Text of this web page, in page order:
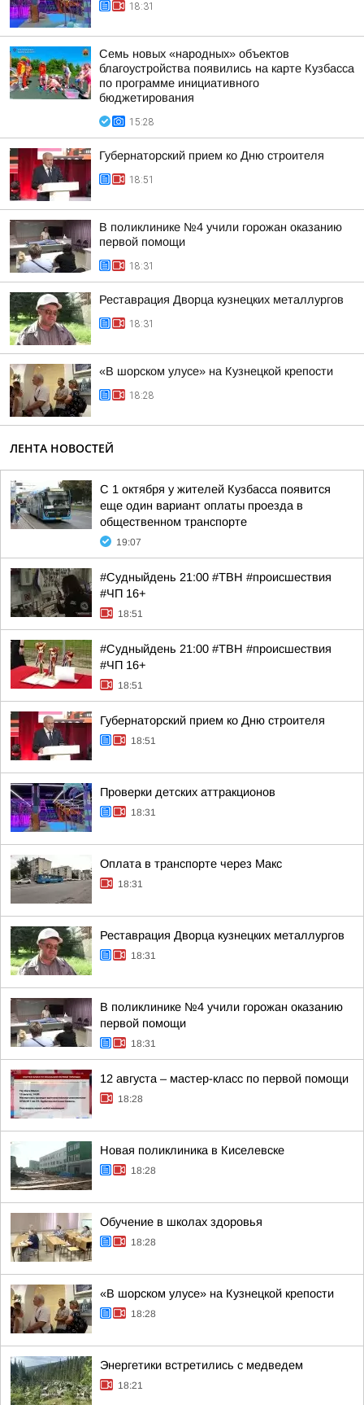
18:31
Семь новых «народных» объектов
благоустройства появились на карте Кузбасса
по программе инициативного
бюджетирования
15:28
Губернаторский прием ко Дню строителя
18:51
В поликлинике №4 учили горожан оказанию
первой помощи
18:31
Реставрация Дворца кузнецких металлургов
18:31
«В шорском улусе» на Кузнецкой крепости
18:28
ЛЕНТА НОВОСТЕЙ
С 1 октября у жителей Кузбасса появится
еще один вариант оплаты проезда в
общественном транспорте
19:07
#Судныйдень 21:00 #ТВН #происшествия
#ЧП 16+
18:51
#Судныйдень 21:00 #ТВН #происшествия
#ЧП 16+
18:51
Губернаторский прием ко Дню строителя
18:51
Проверки детских аттракционов
18:31
Оплата в транспорте через Макс
18:31
Реставрация Дворца кузнецких металлургов
18:31
В поликлинике №4 учили горожан оказанию
первой помощи
18:31
12 августа – мастер-класс по первой помощи
18:28
Новая поликлиника в Киселевске
18:28
Обучение в школах здоровья
18:28
«В шорском улусе» на Кузнецкой крепости
18:28
Энергетики встретились с медведем
18:21